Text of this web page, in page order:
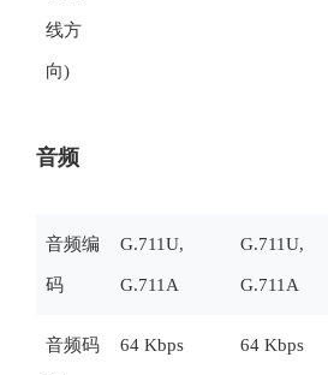
线方
向)
音频
音频编
码
G.711U,
G.711A
G.711U,
G.711A
音频码 64 Kbps 64 Kbps